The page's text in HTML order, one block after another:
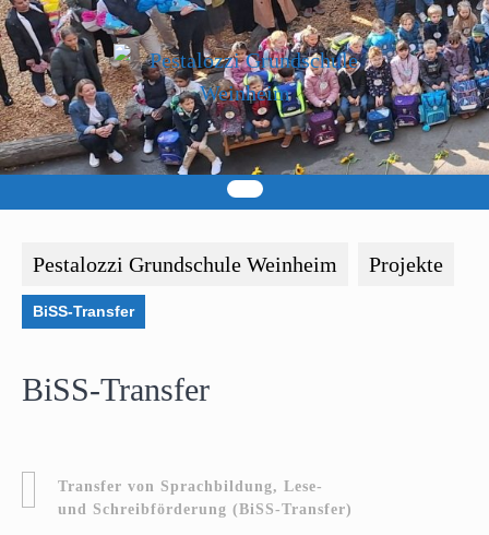
Skip
to
content
Pestalozzi Grundschule Weinheim Projekte
BiSS-Transfer
BiSS-Transfer
Transfer von Sprachbildung, Lese-
und Schreibförderung (BiSS-Transfer)